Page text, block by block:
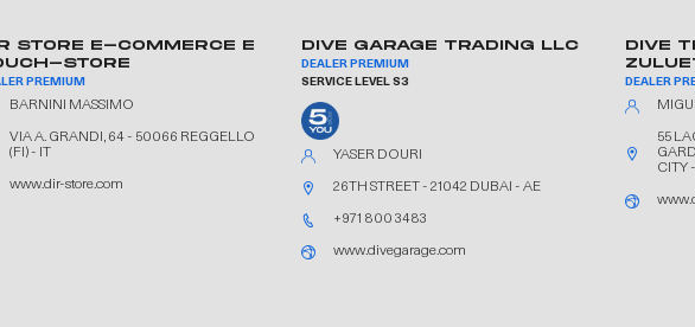
STORE E-COMMERCE E
STORE
PREMIUM
BARNINI MASSIMO
VIA A. GRANDI, 64 - 50066 REGGELLO
(FI) - IT
www.dir-store.com
DIVE GARAGE TRADING LLC
DEALER PREMIUM
SERVICE LEVEL S3
YASER DOURI
26TH STREET - 21042 DUBAI - AE
+971 800 3483
www.divegarage.com
DIVE
DEALER
55
CITY